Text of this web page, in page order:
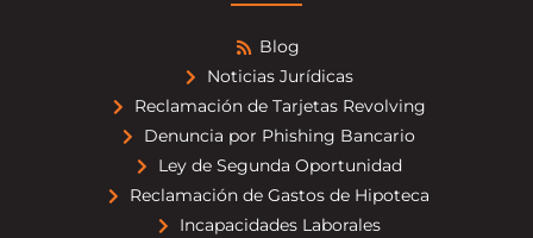
Blog
Noticias Jurídicas
Reclamación de Tarjetas Revolving
Denuncia por Phishing Bancario
Ley de Segunda Oportunidad
Reclamación de Gastos de Hipoteca
Incapacidades Laborales